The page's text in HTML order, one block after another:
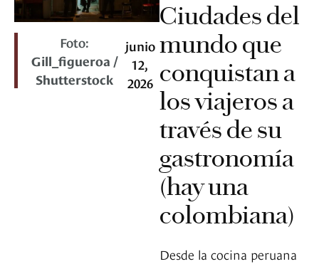
Foto:
Gill_figueroa /
Shutterstock
junio
12,
2026
Ciudades del
mundo que
conquistan a
los viajeros a
través de su
gastronomía
(hay una
colombiana)
Desde la cocina peruana